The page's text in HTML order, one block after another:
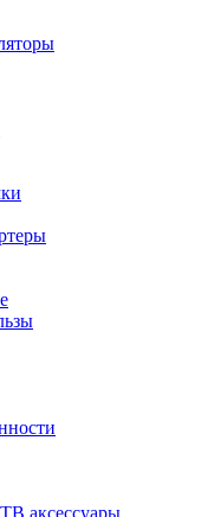
аксессуары